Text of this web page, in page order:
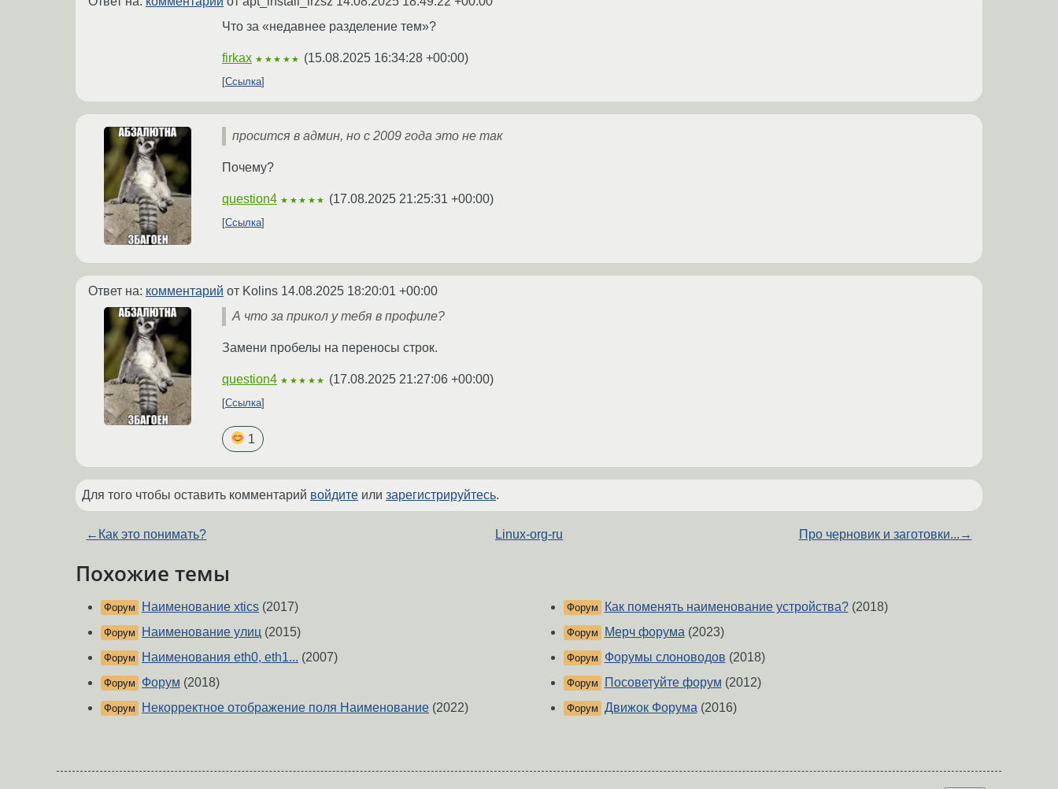
Что за «недавнее разделение тем»?
firkax ★★★★★ (15.08.2025 16:34:28 +00:00)
Ссылка
просится в админ, но с 2009 года это не так
Почему?
question4 ★★★★★ (17.08.2025 21:25:31 +00:00)
Ссылка
Ответ на: комментарий от Kolins 14.08.2025 18:20:01 +00:00
А что за прикол у тебя в профиле?
Замени пробелы на переносы строк.
question4 ★★★★★ (17.08.2025 21:27:06 +00:00)
Ссылка
1
Для того чтобы оставить комментарий войдите или зарегистрируйтесь.
← Как это понимать? Linux-org-ru Про черновик и заготовки... →
Похожие темы
Форум Наименование xtics (2017)
Форум Наименование улиц (2015)
Форум Наименования eth0, eth1... (2007)
Форум Форум (2018)
Форум Некорректное отображение поля Наименование (2022)
Форум Как поменять наименование устройства?(2018)
Форум Мерч форума (2023)
Форум Форумы слоноводов (2018)
Форум Посоветуйте форум (2012)
Форум Движок Форума (2016)